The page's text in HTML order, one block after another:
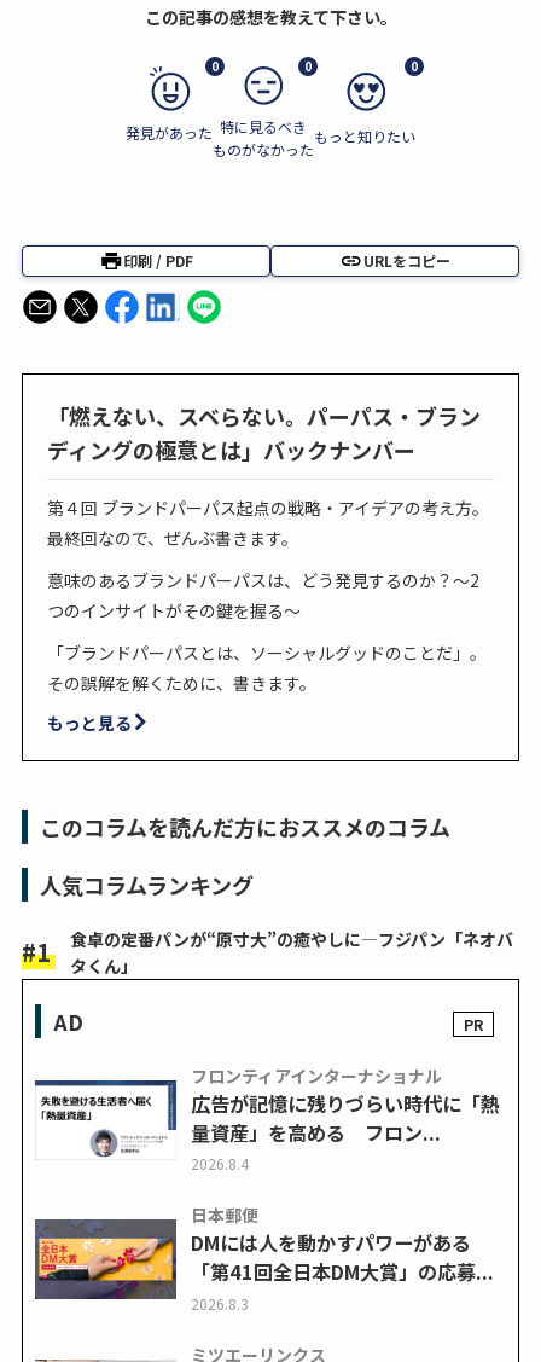
この記事の感想を教えて下さい。
0
発見があった
0
特に見るべき
ものがなかった
0
もっと知りたい
印刷 / PDF URLをコピー
「燃えない、スベらない。パーパス・ブラン
ディングの極意とは」バックナンバー
第４回 ブランドパーパス起点の戦略・アイデアの考え方。
最終回なので、ぜんぶ書きます。
意味のあるブランドパーパスは、どう発見するのか？～2
つのインサイトがその鍵を握る～
「ブランドパーパスとは、ソーシャルグッドのことだ」。
その誤解を解くために、書きます。
もっと見る
このコラムを読んだ方におススメのコラム
人気コラムランキング
食卓の定番パンが“原寸大”の癒やしに―フジパン「ネオバ
タくん」
AD
フロンティアインターナショナル
広告が記憶に残りづらい時代に「熱
量資産」を高める フロン...
2026.8.4
日本郵便
DMには人を動かすパワーがある
「第41回全日本DM大賞」の応募...
2026.8.3
ミツエーリンクス